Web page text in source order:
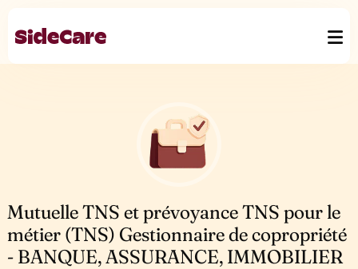
Mutuelle TNS et prévoyance TNS pour le
métier (TNS) Gestionnaire de copropriété
- BANQUE, ASSURANCE, IMMOBILIER